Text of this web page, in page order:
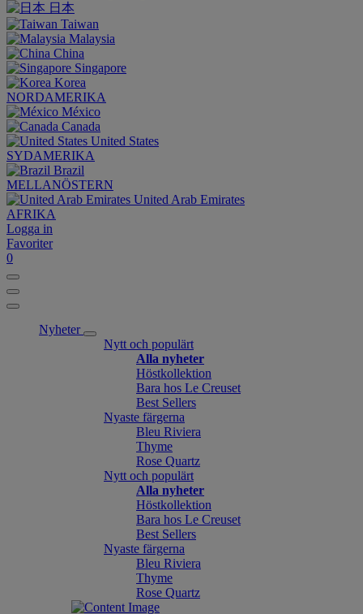
日本
Taiwan
Malaysia
China
Singapore
Korea
NORDAMERIKA
México
Canada
United States
SYDAMERIKA
Brazil
MELLANÖSTERN
United Arab Emirates
AFRIKA
Logga in
Favoriter
0
Nyheter
Nytt och populärt
Alla nyheter
Höstkollektion
Bara hos Le Creuset
Best Sellers
Nyaste färgerna
Bleu Riviera
Thyme
Rose Quartz
Nytt och populärt
Alla nyheter
Höstkollektion
Bara hos Le Creuset
Best Sellers
Nyaste färgerna
Bleu Riviera
Thyme
Rose Quartz